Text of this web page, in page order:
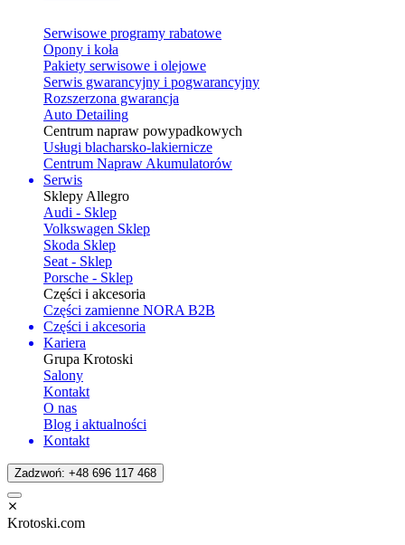
Serwisowe programy rabatowe
Opony i koła
Pakiety serwisowe i olejowe
Serwis gwarancyjny i pogwarancyjny
Rozszerzona gwarancja
Auto Detailing
Centrum napraw powypadkowych
Usługi blacharsko-lakiernicze
Centrum Napraw Akumulatorów
Serwis
Sklepy Allegro
Audi - Sklep
Volkswagen Sklep
Skoda Sklep
Seat - Sklep
Porsche - Sklep
Części i akcesoria
Części zamienne NORA B2B
Części i akcesoria
Kariera
Grupa Krotoski
Salony
Kontakt
O nas
Blog i aktualności
Kontakt
Zadzwoń: +48 696 117 468
Krotoski.com